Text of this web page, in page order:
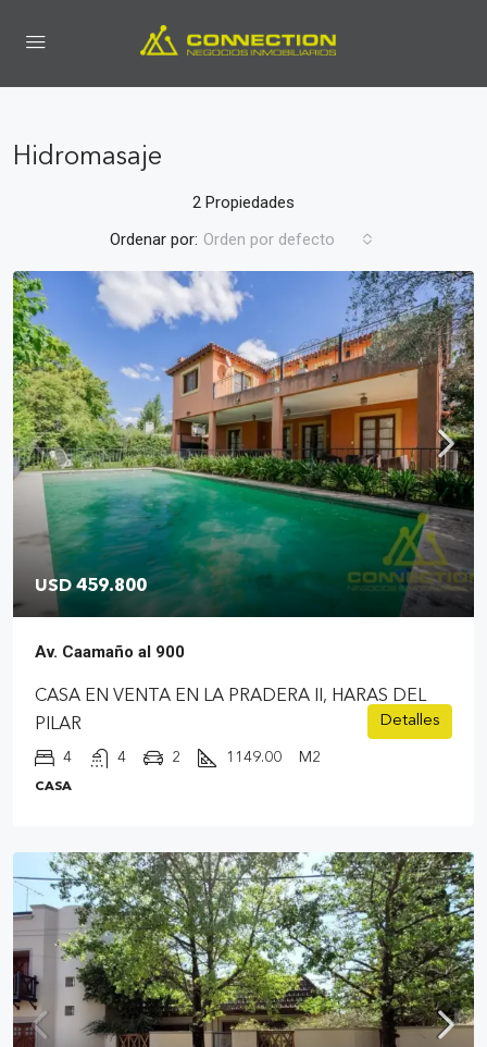
Hidromasaje
2 Propiedades
Ordenar por: Orden por defecto
USD 459.800
Av. Caamaño al 900
CASA EN VENTA EN LA PRADERA II, HARAS DEL
PILAR
4 4 2 1149.00 M2
CASA
Detalles